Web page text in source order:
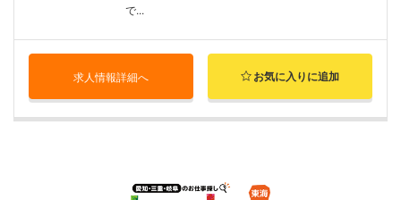
で...
求人情報詳細へ お気に入りに追加